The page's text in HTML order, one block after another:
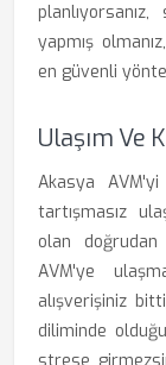
yapmış
en güvenli
Ulaşım Ve
Akasya
tartışmasız
olan
AVM'ye
alışverişiniz
diliminde